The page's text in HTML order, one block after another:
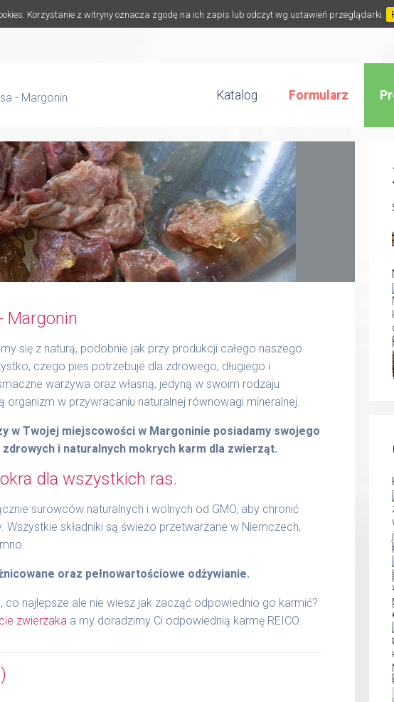
Korzystanie z witryny oznacza zgodę na ich zapis lub odczyt wg ustawień przeglądarki.
- Margonin Katalog Formularz
Margonin
się z naturą, podobnie jak przy produkcji całego naszego
czego pies potrzebuje dla zdrowego, długiego i
warzywa oraz własną, jedyną w swoim rodzaju
w przywracaniu naturalnej równowagi mineralnej.
w Twojej miejscowości w Margoninie posiadamy swojego
i naturalnych mokrych karm dla zwierząt.
dla wszystkich ras.
surowców naturalnych i wolnych od GMO, aby chronić
Wszystkie składniki są świeżo przetwarzane w Niemczech,
oraz pełnowartościowe odżywianie.
co najlepsze ale nie wiesz jak zacząć odpowiednio go karmić?
zwierzaka a my doradzimy Ci odpowiednią karmę REICO.